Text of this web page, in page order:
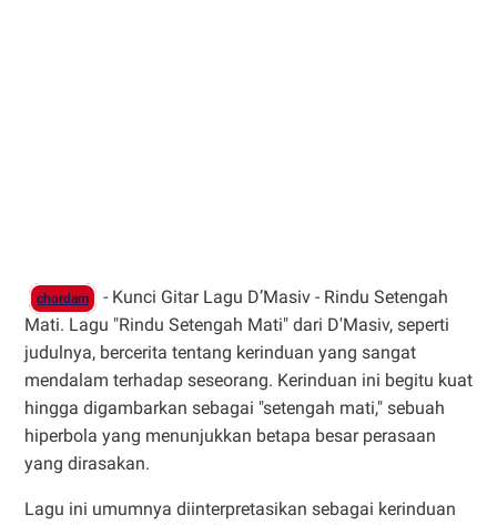
chordam
- Kunci Gitar Lagu D’Masiv - Rindu Setengah
Mati. Lagu "Rindu Setengah Mati" dari D'Masiv, seperti
judulnya, bercerita tentang kerinduan yang sangat
mendalam terhadap seseorang. Kerinduan ini begitu kuat
hingga digambarkan sebagai "setengah mati," sebuah
hiperbola yang menunjukkan betapa besar perasaan
yang dirasakan.
Lagu ini umumnya diinterpretasikan sebagai kerinduan